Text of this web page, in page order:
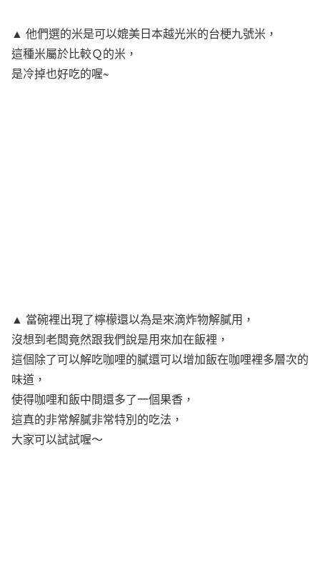
▲ 他們選的米是可以媲美日本越光米的台梗九號米，
這種米屬於比較Ｑ的米，
是冷掉也好吃的喔~
▲ 當碗裡出現了檸檬還以為是來滴炸物解膩用，
沒想到老闆竟然跟我們說是用來加在飯裡，
這個除了可以解吃咖哩的膩還可以增加飯在咖哩裡多層次的
味道，
使得咖哩和飯中間還多了一個果香，
這真的非常解膩非常特別的吃法，
大家可以試試喔～